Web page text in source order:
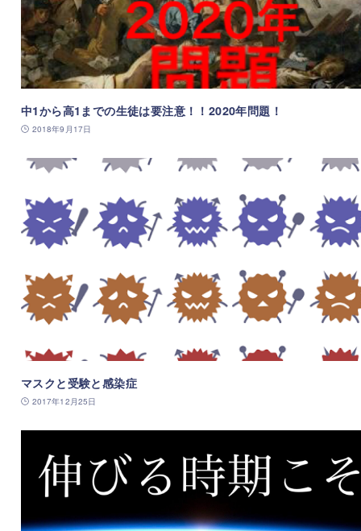
中1から高1までの生徒は要注意！！2020年問題！
2018年9月17日
マスクと受験と感染症
2017年12月25日